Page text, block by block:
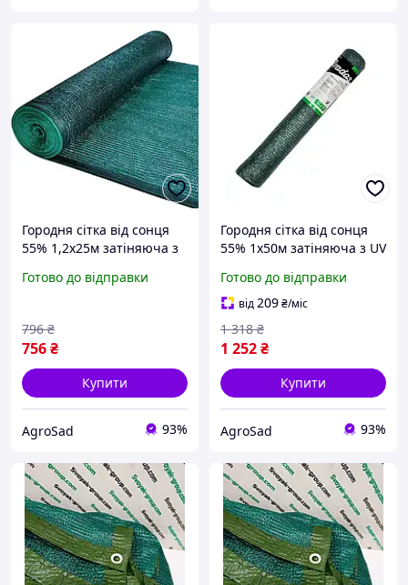
Городня сітка від сонця
55% 1,2х25м затіняюча з
малини та огірків від
Готово до відправки
756₴
796 ₴
Купити
AgroSad 93%
Городня сітка від сонця
55% 1х50м затіняюча з UV
малини та огірків від
перегрівання рослин
Готово до відправки
від209₴/міс
1 252₴
1 318 ₴
Купити
AgroSad 93%